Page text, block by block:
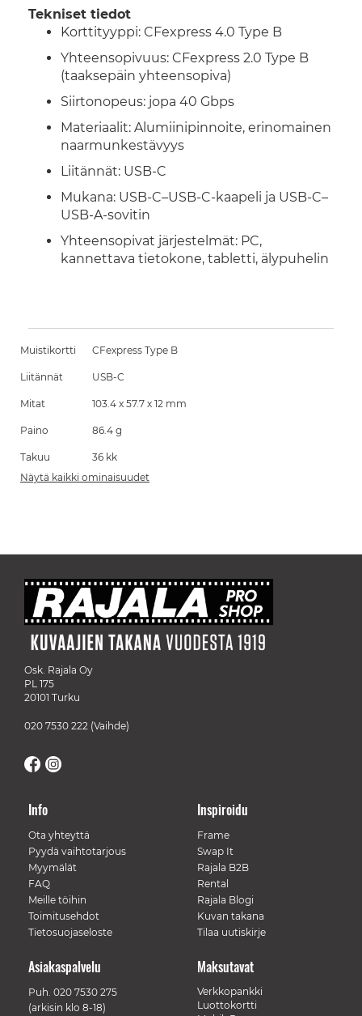
Tekniset tiedot
Korttityyppi: CFexpress 4.0 Type B
Yhteensopivuus: CFexpress 2.0 Type B
(taaksepäin yhteensopiva)
Siirtonopeus: jopa 40 Gbps
Materiaalit: Alumiinipinnoite, erinomainen
naarmunkestävyys
Liitännät: USB-C
Mukana: USB-C–USB-C-kaapeli ja USB-C–
USB-A-sovitin
Yhteensopivat järjestelmät: PC,
kannettava tietokone, tabletti, älypuhelin
Muistikortti CFexpress Type B
Liitännät USB-C
Mitat 103.4 x 57.7 x 12 mm
Paino 86.4 g
Takuu
36 kk
Näytä kaikki ominaisuudet
Osk. Rajala Oy
PL 175
20101 Turku
020 7530 222 (Vaihde)
Info
Ota yhteyttä
Pyydä vaihtotarjous
Myymälät
FAQ
Meille töihin
Toimitusehdot
Tietosuojaseloste
Inspiroidu
Frame
Swap It
Rajala B2B
Rental
Rajala Blogi
Kuvan takana
Tilaa uutiskirje
Maksutavat
Verkkopankki
Luottokortti
Asiakaspalvelu
Puh. 020 7530 275
(arkisin klo 8-18)